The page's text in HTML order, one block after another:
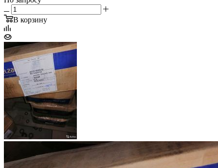
В корзину